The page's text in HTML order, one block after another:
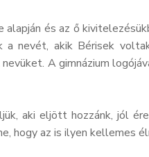
és az ő
nevét, akik Bérisek
A gimnázium
aki eljött hozzánk, jól
hogy az is ilyen kellemes